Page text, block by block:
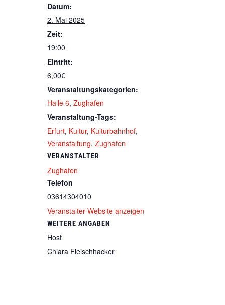
Datum:
2. Mai 2025
Zeit:
19:00
Eintritt:
6,00€
Veranstaltungskategorien:
Halle 6, Zughafen
Veranstaltung-Tags:
Erfurt, Kultur, Kulturbahnhof,
Veranstaltung, Zughafen
VERANSTALTER
Zughafen
Telefon
03614304010
Veranstalter-Website anzeigen
WEITERE ANGABEN
Host
Chiara Fleischhacker